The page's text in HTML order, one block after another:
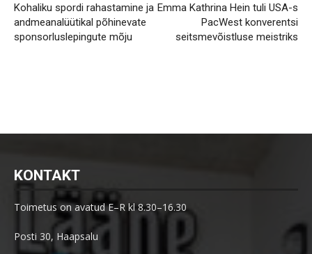
Kohaliku spordi rahastamine ja
andmeanalüütikal põhinevate
sponsorluslepingute mõju
Emma Kathrina Hein tuli USA-s
PacWest konverentsi
seitsmevõistluse meistriks
KONTAKT
Toimetus on avatud E–R kl 8.30–16.30
Posti 30, Haapsalu